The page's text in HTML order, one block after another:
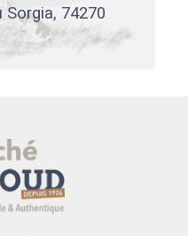
Sorgia, 74270